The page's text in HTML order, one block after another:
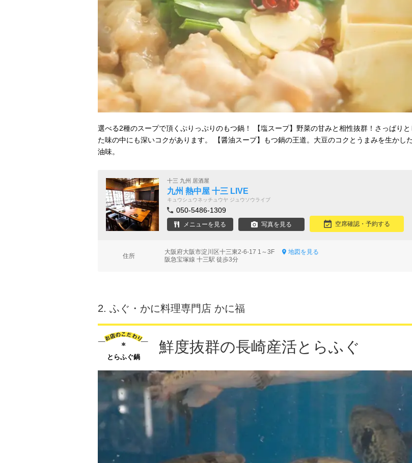
選べる2種のスープで頂くぷりっぷりのもつ鍋！ 【塩スープ】野菜の甘みと相性抜群！さっぱりと
た味の中にも深いコクがあります。 【醤油スープ】もつ鍋の王道。大豆のコクとうまみを生かし
油味。
十三 九州 居酒屋
九州 熱中屋 十三 LIVE
キュウシュウネッチュウヤ ジュウソウライブ
050-5486-1309
メニューを見る 写真を見る 空席確認・予約する
住所
大阪府大阪市淀川区十三東2-6-17 1～3F
地図を見る
阪急宝塚線 十三駅 徒歩3分
2. ふぐ・かに料理専門店 かに福
とらふぐ鍋
鮮度抜群の長崎産活とらふぐ